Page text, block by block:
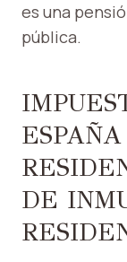
es una
pública.
DE